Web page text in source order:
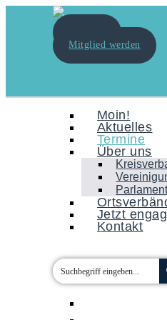
Mitglied werden
Moin!
Aktuelles
Termine
Über uns
Jetzt
Kontakt